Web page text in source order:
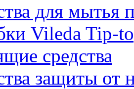
для мытья
Vileda Tip-
средства
защиты от